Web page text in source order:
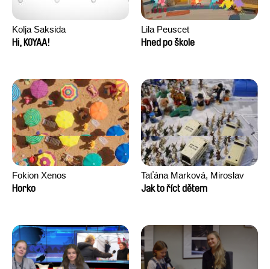
Kolja Saksida
Hi, KOYAA!
Lila Peuscet
Hned po škole
Fokion Xenos
Horko
Taťána Marková, Miroslav
Trejtnar
Jak to říct dětem